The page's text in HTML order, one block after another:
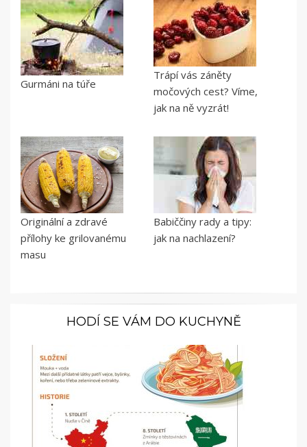
Gurmáni na túře
Trápí vás záněty
močových cest? Víme,
jak na ně vyzrát!
Originální a zdravé
přílohy ke grilovanému
masu
Babiččiny rady a tipy:
jak na nachlazení?
HODÍ SE VÁM DO KUCHYNĚ